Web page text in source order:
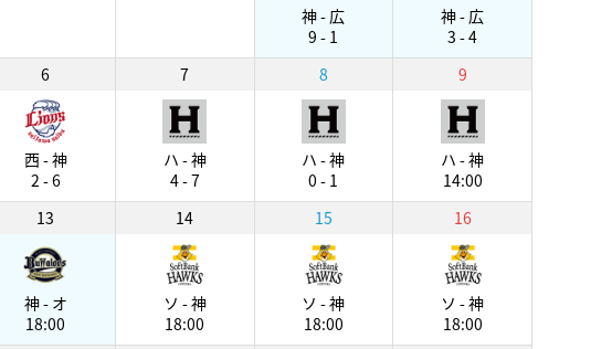
神 - 広
9 - 1
神 - 広
3 - 4
6
西 - 神
2 - 6
7
ハ - 神
4 - 7
8
ハ - 神
0 - 1
9
ハ - 神
14:00
13
神 - オ
18:00
14
ソ - 神
18:00
15
ソ - 神
18:00
16
ソ - 神
18:00